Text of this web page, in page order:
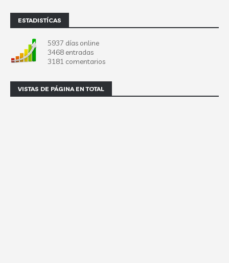
ESTADISTÍCAS
5937 días online
3468 entradas
3181 comentarios
VISTAS DE PÁGINA EN TOTAL